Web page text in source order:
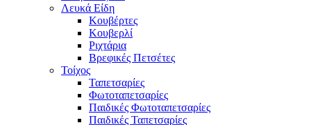
Λευκά Είδη
Κουβέρτες
Κουβερλί
Ριχτάρια
Βρεφικές Πετσέτες
Τοίχος
Ταπετσαρίες
Φωτοταπετσαρίες
Παιδικές Φωτοταπετσαρίες
Παιδικές Ταπετσαρίες